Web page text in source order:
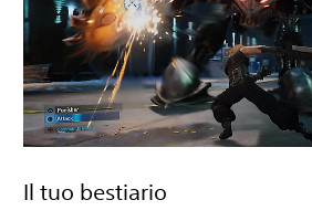
Il tuo bestiario